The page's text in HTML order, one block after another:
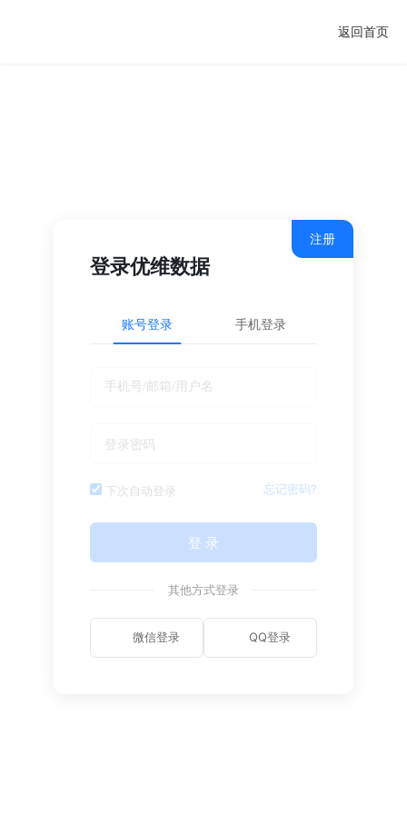
返回首页
注册
登录优维数据
账号登录 手机登录
下次自动登录 忘记密码?
登 录
其他方式登录
微信登录 QQ登录